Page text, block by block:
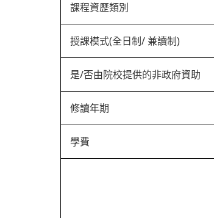
課程資歷類別
授課模式(全日制/ 兼讀制)
是/否由院校提供的非政府資助
修讀年期
學費